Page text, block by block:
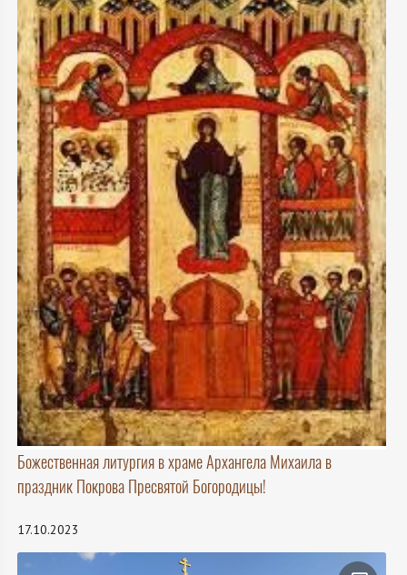
Божественная литургия в храме Архангела Михаила в
праздник Покрова Пресвятой Богородицы!
17.10.2023